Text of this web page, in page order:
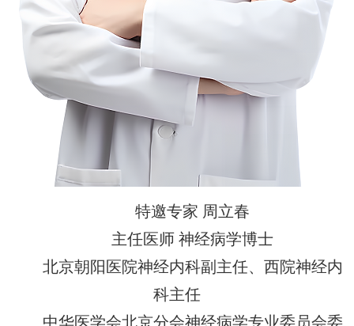
特邀专家 周立春
主任医师 神经病学博士
北京朝阳医院神经内科副主任、西院神经内
科主任
中华医学会北京分会神经病学专业委员会委